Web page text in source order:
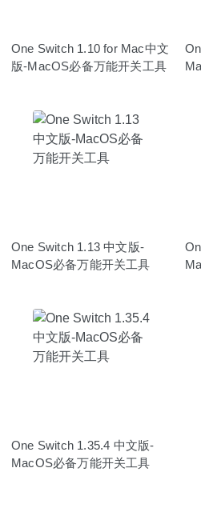
One Switch 1.10 for Mac中文
版-MacOS必备万能开关工具
One Switch 1.13 中文版-
MacOS必备万能开关工具
One Switch 1.35.4 中文版-
MacOS必备万能开关工具